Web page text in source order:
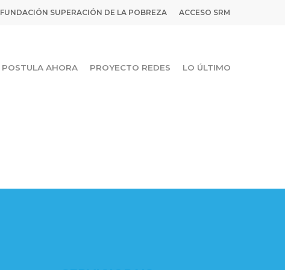
FUNDACIÓN SUPERACIÓN DE LA POBREZA ACCESO SRM
POSTULA AHORA PROYECTO REDES LO ÚLTIMO